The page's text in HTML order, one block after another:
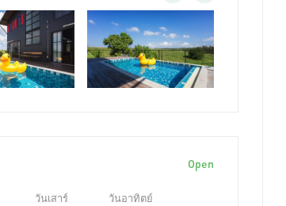
Open
วันเสาร์ วันอาทิตย์